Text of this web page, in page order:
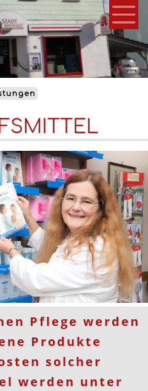
Direkt
zum
Inhalt
Pflege werden
Produkte
solcher
werden unter